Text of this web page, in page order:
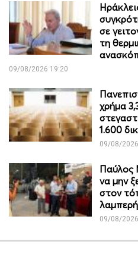
σε
τη
09/08/2026 19:20
χρήμα
1.600
09/08/
Παύλος
να μην
στον
09/08/